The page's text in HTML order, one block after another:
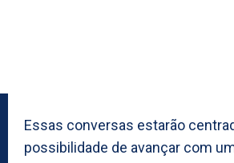
Essas conversas estarão
possibilidade de avançar com